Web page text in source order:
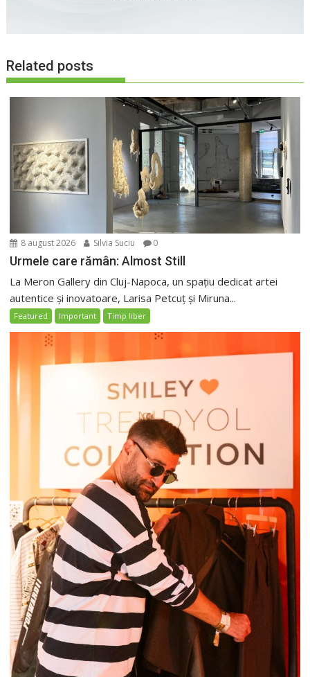
Related posts
8 august 2026 Silvia Suciu 0
Urmele care rămân: Almost Still
La Meron Gallery din Cluj-Napoca, un spațiu dedicat artei
autentice și inovatoare, Larisa Petcuț și Miruna...
Featured Important Timp liber